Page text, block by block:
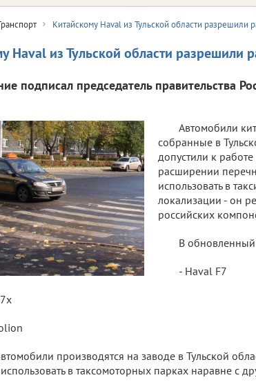
Китайскому Haval из Тульской области разрешили
Haval из Тульской области разрешили
подписал председатель правительства
Автомобили
собранные в
допустили к работе
расширении
использовать в
локализации - он
российских
В
- Haval F7
производятся на заводе в Тульской
в таксомоторных парках наравне с